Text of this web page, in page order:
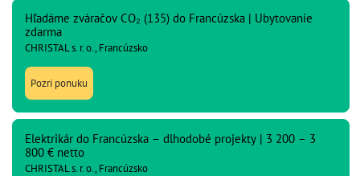
Hľadáme zváračov CO₂ (135) do Francúzska | Ubytovanie
zdarma
CHRISTAL s. r. o., Francúzsko
Pozri ponuku
Elektrikár do Francúzska – dlhodobé projekty | 3 200 – 3
800 € netto
CHRISTAL s. r. o., Francúzsko